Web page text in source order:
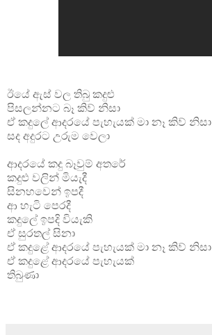
ඊයේ ඇස් වල තිබු කදුළු
පිසලන්නට බෑ කිව් නිසා
ඒ කදුලේ ආදරයේ පැහැයක් මා නෑ කිව් නිසා
සද අදුරට උරුම වෙලා
ආදරයේ කදු බෑවුම් අතරේ
කදුළු වලින් මියැදී
සිනහවෙන් ඉපදී
ආ හැටි පෙරදී
කදුලේ ඉපදි වියැකි
ඒ සුරතල් සිනා
ඒ කදුළේ ආදරයේ පැහැයක් මා නෑ කිව් නිසා
ඒ කදුළේ ආදරයේ පැහැයක්
තිබුණා